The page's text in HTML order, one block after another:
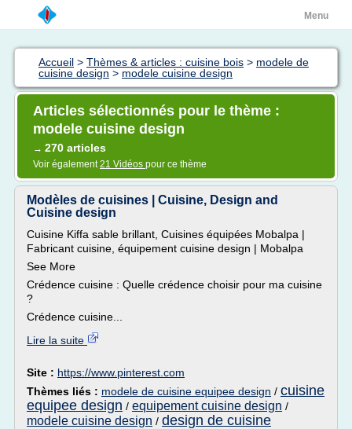
Menu
Accueil > Thèmes & articles : cuisine bois > modele de
cuisine design > modele cuisine design
Articles sélectionnés pour le thème :
modele cuisine design
→ 270 articles
Voir également21 Vidéos pour ce thème
Modèles de cuisines | Cuisine, Design and
Cuisine design
Cuisine Kiffa sable brillant, Cuisines équipées Mobalpa |
Fabricant cuisine, équipement cuisine design | Mobalpa
See More
Crédence cuisine : Quelle crédence choisir pour ma cuisine
?
Crédence cuisine...
Lire la suite
Site : https://www.pinterest.com
Thèmes liés : modele de cuisine equipee design / cuisine
equipee design / equipement cuisine design /
modele cuisine design / design de cuisine